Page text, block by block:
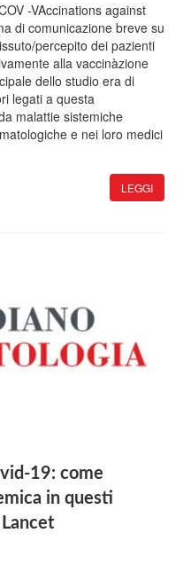
-VAccinations against
di comunicazione breve su
percepito dei pazienti
alla vaccinàzione
dello studio era di
legati a questa
malattie sistemiche
e nei loro medici
LEGGI
19: come
in questi